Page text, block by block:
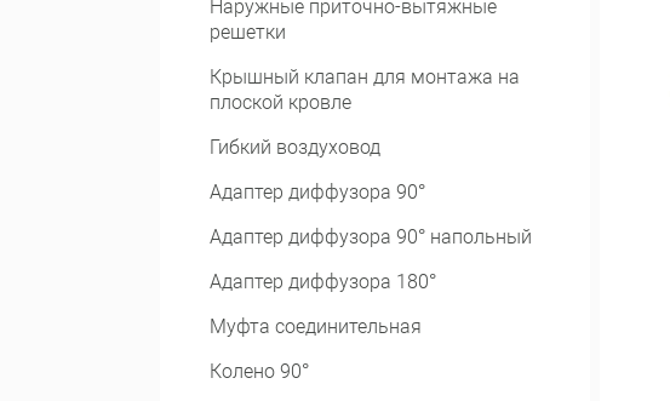
Наружные приточно-вытяжные
решетки
Крышный клапан для монтажа на
плоской кровле
Гибкий воздуховод
Адаптер диффузора 90°
Адаптер диффузора 90° напольный
Адаптер диффузора 180°
Муфта соединительная
Колено 90°